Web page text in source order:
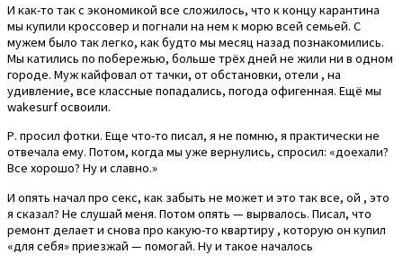
И как-то так с экономикой все сложилось, что к концу карантина
мы купили кроссовер и погнали на нем к морю всей семьей. С
мужем было так легко, как будто мы месяц назад познакомились.
Мы катились по побережью, больше трёх дней не жили ни в одном
городе. Муж кайфовал от тачки, от обстановки, отели , на
удивление, все классные попадались, погода офигенная. Ещё мы
wakesurf освоили.
Р. просил фотки. Еще что-то писал, я не помню, я практически не
отвечала ему. Потом, когда мы уже вернулись, спросил: «доехали?
Все хорошо? Ну и славно.»
И опять начал про секс, как забыть не может и это так все, ой , это
я сказал? Не слушай меня. Потом опять — вырвалось. Писал, что
ремонт делает и снова про какую-то квартиру , которую он купил
«для себя» приезжай — помогай. Ну и такое началось